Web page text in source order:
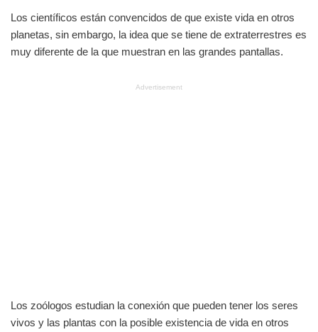
Los científicos están convencidos de que existe vida en otros
planetas, sin embargo, la idea que se tiene de extraterrestres es
muy diferente de la que muestran en las grandes pantallas.
Advertisement
Los zoólogos estudian la conexión que pueden tener los seres
vivos y las plantas con la posible existencia de vida en otros